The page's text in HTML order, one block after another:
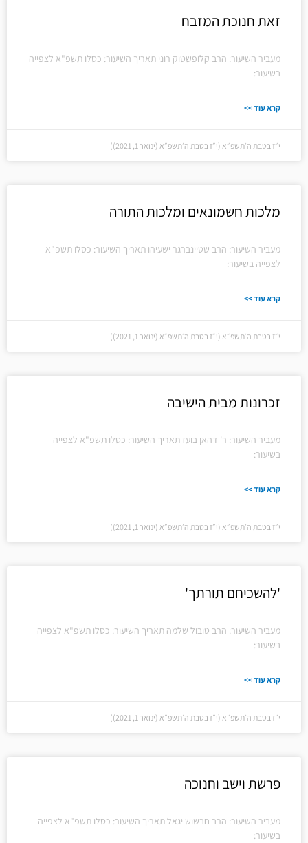
זאת חנוכת המזבח
מעביר השיעור: הרב קלופשטוק רוני תאריך השיעור: כסלו תשפ"א לצפייה
בשיעור:
קרא עוד >>
י״ז בטבת ה׳תשפ״א (י״ז בטבת ה׳תשפ״א (ינואר 1, 2021))
מלכות חשמונאים ומלכות התורה
מעביר השיעור: הרב שטיינברגר ישעיהו תאריך השיעור: כסלו תשפ"א
לצפייה בשיעור:
קרא עוד >>
י״ז בטבת ה׳תשפ״א (י״ז בטבת ה׳תשפ״א (ינואר 1, 2021))
זכרונות מבית הישיבה
מעביר השיעור: ר' דהאן בועז תאריך השיעור: כסלו תשפ"א לצפייה
בשיעור:
קרא עוד >>
י״ז בטבת ה׳תשפ״א (י״ז בטבת ה׳תשפ״א (ינואר 1, 2021))
'להשכיחם תורתך'
מעביר השיעור: הרב טובול שלמה תאריך השיעור: כסלו תשפ"א לצפייה
בשיעור:
קרא עוד >>
י״ז בטבת ה׳תשפ״א (י״ז בטבת ה׳תשפ״א (ינואר 1, 2021))
פרשת וישב וחנוכה
מעביר השיעור: הרב חבשוש יגאל תאריך השיעור: כסלו תשפ"א לצפייה
בשיעור: